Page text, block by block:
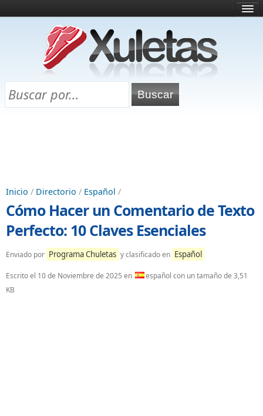
¿Qué es esto?
Directorio
Chuletas para exámenes
Inicio / Directorio / Español /
Cómo Hacer un Comentario de Texto
Perfecto: 10 Claves Esenciales
Enviado por Programa Chuletas y clasificado en Español
Escrito el 10 de Noviembre de 2025 en
español con un tamaño de 3,51
KB